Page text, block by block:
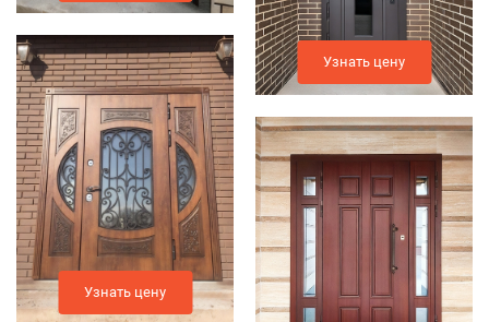
Узнать цену
Узнать цену